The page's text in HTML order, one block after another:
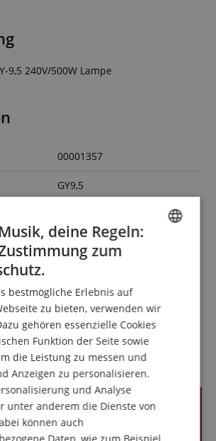
9,5 240V/500W Lampe
00001357
GY9,5
in
500
Weiß
-
FRENCH
SPANISH
deine Regeln:
zum
bestmögliche Erlebnis auf
zu bieten, verwenden wir
gehören essenzielle Cookies
Funktion der Seite sowie
die Leistung zu messen und
Anzeigen zu personalisieren.
und Analyse
unter anderem die Dienste von
können auch